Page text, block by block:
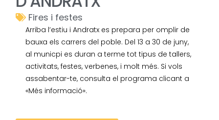
Fires i festes
Arriba l’estiu i Andratx es prepara per omplir de
bauxa els carrers del poble. Del 13 a 30 de juny,
al municpi es duran a terme tot tipus de tallers,
activitats, festes, verbenes, i molt més. Si vols
assabentar-te, consulta el programa clicant a
«Més informació».